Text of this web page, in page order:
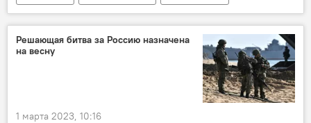
Нодирбек Абдусатторов
Решающая битва за Россию назначена
на весну
1 марта 2023, 10:16